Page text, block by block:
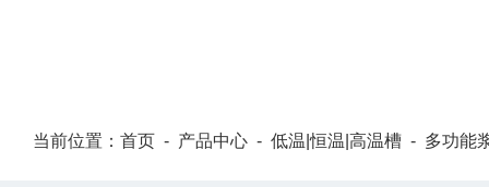
当前位置： 首页 - 产品中心 - 低温|恒温|高温槽 - 多功能